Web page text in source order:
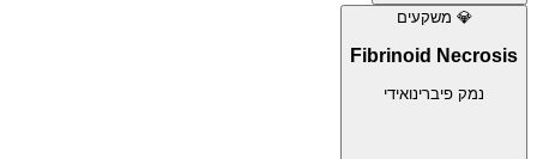
💎 משקעים
Fibrinoid Necrosis
נמק פיברינואידי